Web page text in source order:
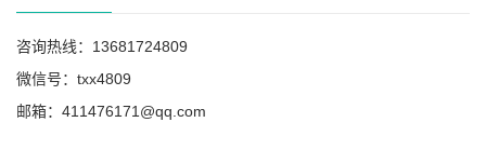
咨询热线：13681724809
微信号：txx4809
邮箱：411476171@qq.com